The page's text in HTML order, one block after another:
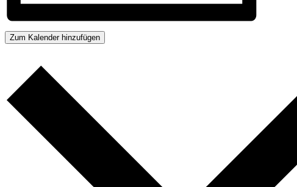
Zum Kalender hinzufügen